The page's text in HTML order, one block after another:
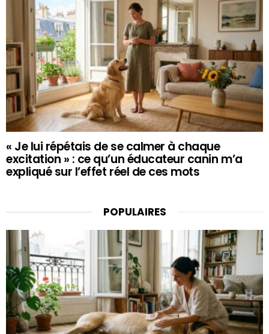
« Je lui répétais de se calmer à chaque
excitation » : ce qu’un éducateur canin m’a
expliqué sur l’effet réel de ces mots
POPULAIRES